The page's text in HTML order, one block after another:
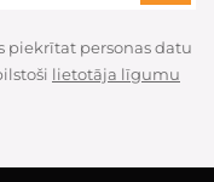
piekrītat personas datu
lietotāja līgumu